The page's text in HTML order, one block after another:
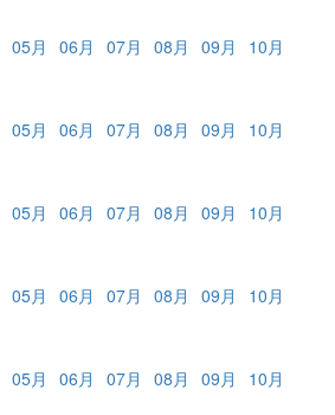
05月 06月 07月 08月 09月
10月
05月 06月 07月 08月 09月
10月
05月 06月 07月 08月 09月
10月
05月 06月 07月 08月 09月
10月
05月 06月 07月 08月 09月
10月